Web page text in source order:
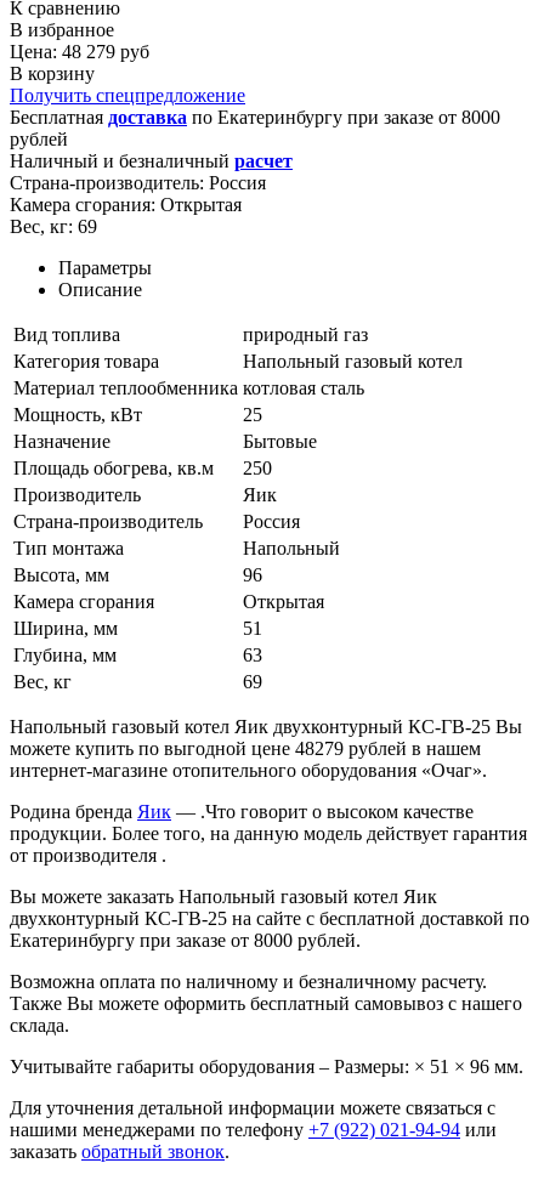
К сравнению
В избранное
Цена: 48 279 руб
В корзину
Получить спецпредложение
Бесплатная доставка по Екатеринбургу при заказе от 8000
рублей
Наличный и безналичный расчет
Страна-производитель: Россия
Камера сгорания: Открытая
Вес, кг: 69
Параметры
Описание
Вид топлива
природный газ
Категория товара
Напольный газовый котел
Материал теплообменника котловая сталь
Мощность, кВт
25
Назначение
Бытовые
Площадь обогрева, кв.м
250
Производитель
Яик
Страна-производитель
Россия
Тип монтажа
Напольный
Высота, мм
96
Камера сгорания
Открытая
Ширина, мм
51
Глубина, мм
63
Вес, кг
69
Напольный газовый котел Яик двухконтурный КС-ГВ-25 Вы
можете купить по выгодной цене 48279 рублей в нашем
интернет-магазине отопительного оборудования «Очаг».
Родина бренда Яик — .Что говорит о высоком качестве
продукции. Более того, на данную модель действует гарантия
от производителя .
Вы можете заказать Напольный газовый котел Яик
двухконтурный КС-ГВ-25 на сайте с бесплатной доставкой по
Екатеринбургу при заказе от 8000 рублей.
Возможна оплата по наличному и безналичному расчету.
Также Вы можете оформить бесплатный самовывоз с нашего
склада.
Учитывайте габариты оборудования – Размеры: × 51 × 96 мм.
Для уточнения детальной информации можете связаться с
нашими менеджерами по телефону +7 (922) 021-94-94 или
заказать обратный звонок.